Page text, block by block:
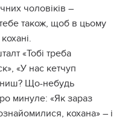
чоловіків –
також, щоб в цьому
«Тобі треба
«У нас кетчуп
Що-небудь
минуле: «Як зараз
кохана» – і